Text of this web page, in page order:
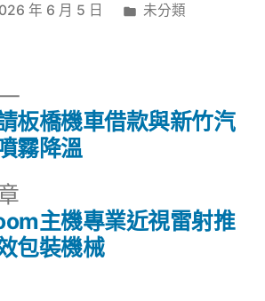
年 6 月 5 日
分
未分類
一
篇
主機專業近視雷射推
包裝機械
下
一
篇
板橋機車借款與新竹汽
霧降溫